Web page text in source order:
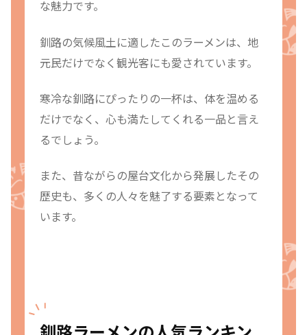
な魅力です。
釧路の気候風土に適したこのラーメンは、地
元民だけでなく観光客にも愛されています。
寒冷な釧路にぴったりの一杯は、体を温める
だけでなく、心も満たしてくれる一品と言え
るでしょう。
また、昔ながらの屋台文化から発展したその
歴史も、多くの人々を魅了する要素となって
います。